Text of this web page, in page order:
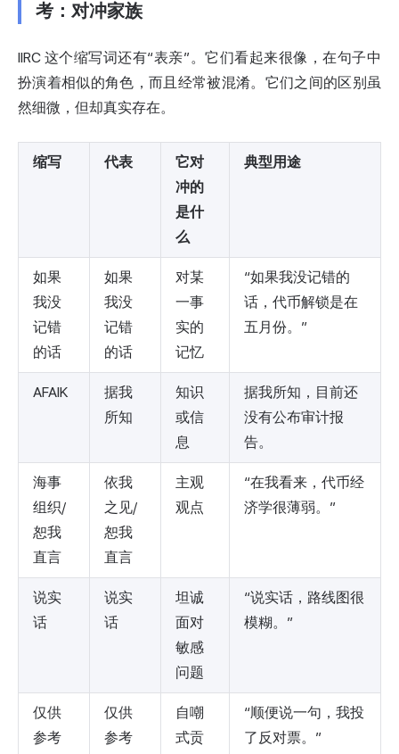
考：对冲家族
IIRC 这个缩写词还有“表亲”。它们看起来很像，在句子中
扮演着相似的角色，而且经常被混淆。它们之间的区别虽
然细微，但却真实存在。
缩写 代表
它对
冲的
是什
么
典型用途
如果
我没
记错
的话
如果
我没
记错
的话
对某
一事
实的
记忆
“如果我没记错的
话，代币解锁是在
五月份。”
AFAIK
据我
所知
知识
或信
息
据我所知，目前还
没有公布审计报
告。
海事
组织/
恕我
直言
依我
之见/
恕我
直言
主观
观点
“在我看来，代币经
济学很薄弱。”
说实
话
说实
话
坦诚
面对
敏感
问题
“说实话，路线图很
模糊。”
仅供
参考
仅供
参考
自嘲
式贡
“顺便说一句，我投
了反对票。”